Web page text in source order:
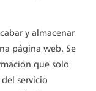
y almacenar
página web. Se
que solo
servicio